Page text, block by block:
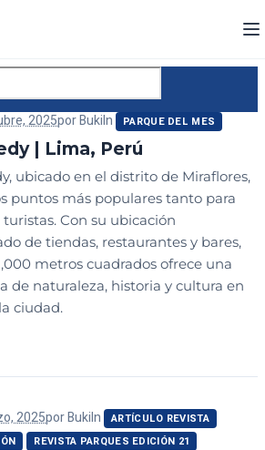
2025porBukiIn PARQUE DEL MES
| Lima, Perú
ubicado en el distrito de Miraflores,
puntos más populares tanto para
Con su ubicación
de tiendas, restaurantes y bares,
metros cuadrados ofrece una
de naturaleza, historia y cultura en
ciudad.
2025porBukiIn
ARTÍCULO REVISTA
REVISTA PARQUES EDICIÓN 21